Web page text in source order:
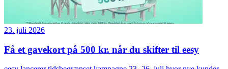
23. juli 2026
Få et gavekort på 500 kr. når du skifter til eesy